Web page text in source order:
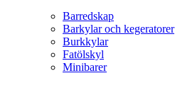
Barredskap
Barkylar och kegeratorer
Burkkylar
Fatölskyl
Minibarer